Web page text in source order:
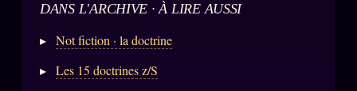
DANS L'ARCHIVE · À LIRE AUSSI
Not fiction · la doctrine
Les 15 doctrines z/S